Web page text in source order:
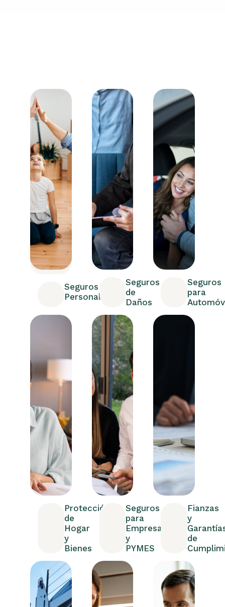
Seguros
Personales
Seguros
de
Daños
Seguros
para
Protección
de
Hogar
y
Bienes
Seguros
para
Empresas
y
PYMES
Fianzas
y
de